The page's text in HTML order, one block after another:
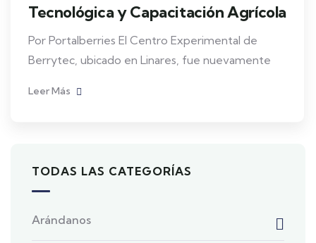
Tecnológica y Capacitación Agrícola
Por Portalberries El Centro Experimental de
Berrytec, ubicado en Linares, fue nuevamente
Leer Más
TODAS LAS CATEGORÍAS
Arándanos